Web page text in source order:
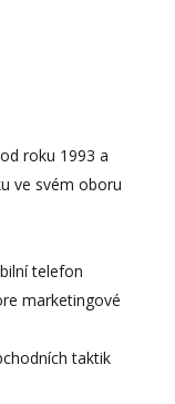
roku 1993 a
ve svém oboru
telefon
marketingové
taktik